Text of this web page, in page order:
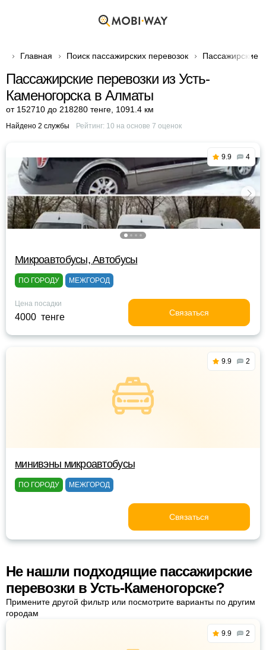
Главная Поиск пассажирских перевозок Пассажирские
Пассажирские перевозки из Усть-
Каменогорска в Алматы
от 152710 до 218280 тенге 1091.4 км
Найдено 2 службы Рейтинг: 10 на основе 7 оценок
9.9 4
Микроавтобусы, Автобусы
ПО ГОРОДУ МЕЖГОРОД
Цена посадки
4000 тенге Связаться
9.9 2
минивэны микроавтобусы
ПО ГОРОДУ МЕЖГОРОД
Связаться
Не нашли подходящие пассажирские
перевозки в Усть-Каменогорске?
Примените другой фильтр или посмотрите варианты по другим
городам
9.9 2